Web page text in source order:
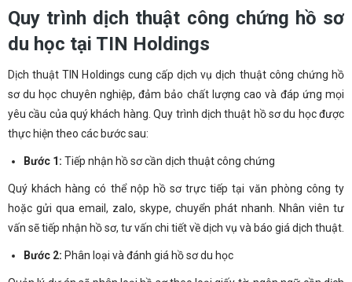
Quy trình dịch thuật công chứng hồ sơ
du học tại TIN Holdings
Dịch thuật TIN Holdings cung cấp dịch vụ dịch thuật công chứng hồ
sơ du học chuyên nghiệp, đảm bảo chất lượng cao và đáp ứng mọi
yêu cầu của quý khách hàng. Quy trình dịch thuật hồ sơ du học được
thực hiện theo các bước sau:
Bước 1: Tiếp nhận hồ sơ cần dịch thuật công chứng
Quý khách hàng có thể nộp hồ sơ trực tiếp tại văn phòng công ty
hoặc gửi qua email, zalo, skype, chuyển phát nhanh. Nhân viên tư
vấn sẽ tiếp nhận hồ sơ, tư vấn chi tiết về dịch vụ và báo giá dịch thuật.
Bước 2: Phân loại và đánh giá hồ sơ du học